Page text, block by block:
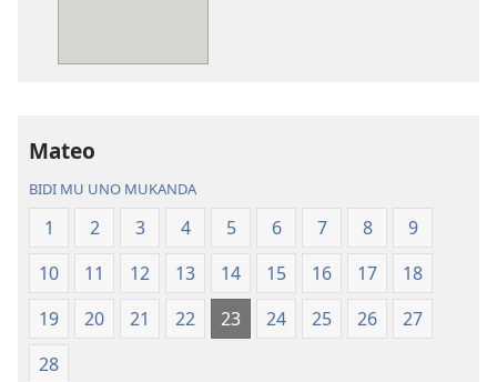
Ntanda
Mipya
(Mulupulwe
mu
2018)
Bwalamuni
bwa
Ntanda
Mipya
(Mulupulwe
mu
Mateo
BIDI MU UNO MUKANDA
1 2 3 4 5 6 7 8
9
10
11 12 13 14 15 16 17
18
19
20 21 22 23 24 25 26
27
28